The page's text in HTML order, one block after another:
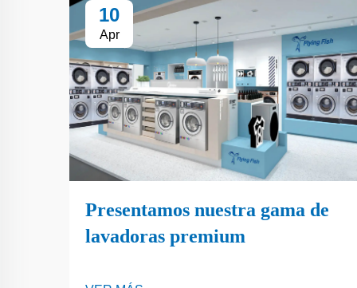
10
Apr
Presentamos nuestra gama de
lavadoras premium